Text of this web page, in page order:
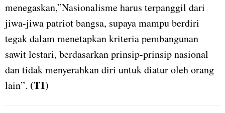
menegaskan,”Nasionalisme harus terpanggil dari
jiwa-jiwa patriot bangsa, supaya mampu berdiri
tegak dalam menetapkan kriteria pembangunan
sawit lestari, berdasarkan prinsip-prinsip nasional
dan tidak menyerahkan diri untuk diatur oleh orang
lain”. (T1)